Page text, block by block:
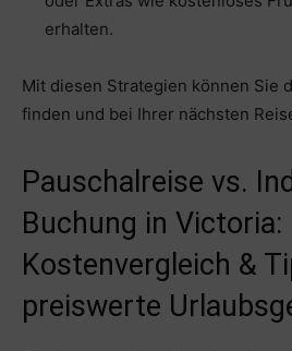
erhalten.
Mit diesen Strategien können Sie
finden und bei Ihrer nächsten
Pauschalreise vs.
Buchung in Victoria:
Kostenvergleich &
preiswerte